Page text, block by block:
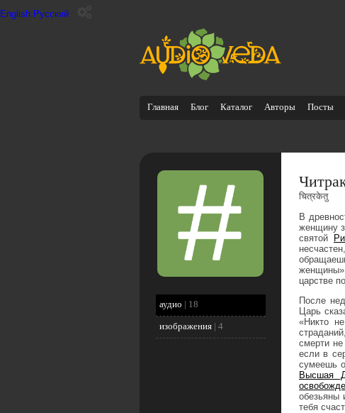
English Русский
Главная Блог Каталог Авторы Посты
аудио | 18
изображения| 4
चित्रकेतु
В
женщину
святой
царстве
После
Царь
«Никто
смерти
если в
сумеешь
Высшая
обезьяны
тебя